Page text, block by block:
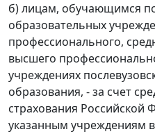
б) лицам, обучающимся
образовательных
профессионального,
высшего
учреждениях
образования, - за счет
страхования Российской
указанным учреждениям